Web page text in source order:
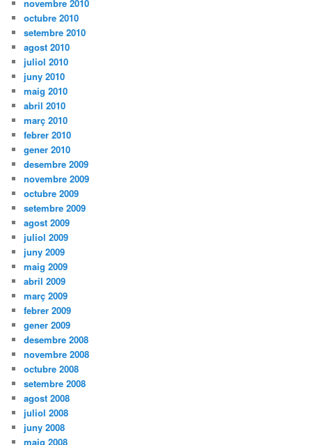
novembre 2010
octubre 2010
setembre 2010
agost 2010
juliol 2010
juny 2010
maig 2010
abril 2010
març 2010
febrer 2010
gener 2010
desembre 2009
novembre 2009
octubre 2009
setembre 2009
agost 2009
juliol 2009
juny 2009
maig 2009
abril 2009
març 2009
febrer 2009
gener 2009
desembre 2008
novembre 2008
octubre 2008
setembre 2008
agost 2008
juliol 2008
juny 2008
maig 2008